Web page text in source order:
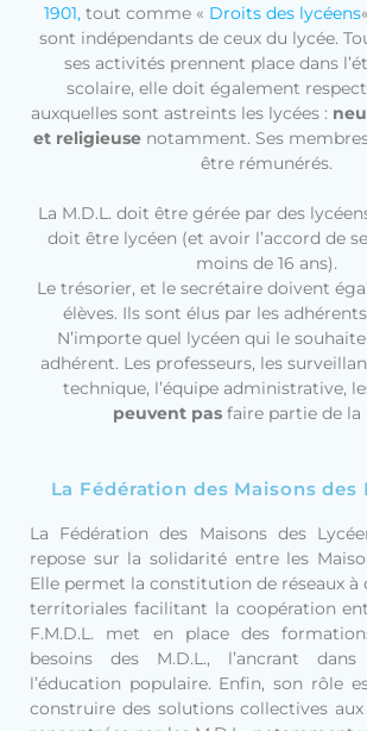
1901, tout comme « Droits des lycéens
sont indépendants de ceux du lycée.
ses activités prennent place dans
scolaire, elle doit également
auxquelles sont astreints les lycées :
et religieuse notamment. Ses
être rémunérés.
La M.D.L. doit être gérée par des
doit être lycéen (et avoir l’accord de
moins de 16 ans).
Le trésorier, et le secrétaire doivent
élèves. Ils sont élus par les
N’importe quel lycéen qui le
adhérent. Les professeurs, les
technique, l’équipe administrative,
peuvent pas faire partie de la
La Fédération des Maisons des
La Fédération des Maisons des
repose sur la solidarité entre les
Elle permet la constitution de réseaux à
territoriales facilitant la coopération
F.M.D.L. met en place des
besoins des M.D.L., l’ancrant
l’éducation populaire. Enfin, son rôle
construire des solutions collectives